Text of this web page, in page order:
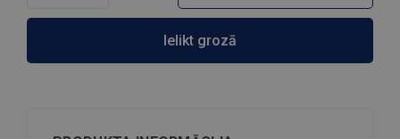
Ielikt grozā